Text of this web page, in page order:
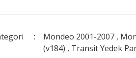
Mondeo 2001-2007 ,
(v184) , Transit Yedek